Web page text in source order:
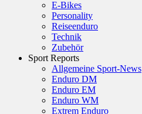
E-Bikes
Personality
Reiseenduro
Technik
Zubehör
Sport Reports
Allgemeine Sport-News
Enduro DM
Enduro EM
Enduro WM
Extrem Enduro